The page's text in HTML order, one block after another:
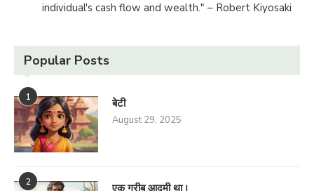
individual's cash flow and wealth." – Robert Kiyosaki
Popular Posts
1 बेटी
August 29, 2025
2 एक गरीब आदमी था।